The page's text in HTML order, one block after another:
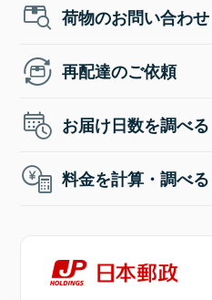
荷物のお問い合わせ
再配達のご依頼
お届け日数を調べる
料金を計算・調べる